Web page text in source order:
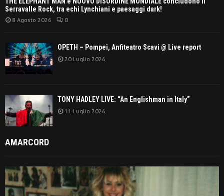
Serravalle Rock, tra echi Lynchiani e paesaggi dark!
8 Agosto 2026 0
OPETH – Pompei, Anfiteatro Scavi @ Live report
20 Luglio 2026
TONY HADLEY LIVE: “An Englishman in Italy”
11 Luglio 2026
AMARCORD